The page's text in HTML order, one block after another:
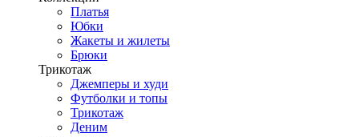
Платья
Юбки
Жакеты и жилеты
Брюки
Трикотаж
Джемперы и худи
Футболки и топы
Трикотаж
Деним